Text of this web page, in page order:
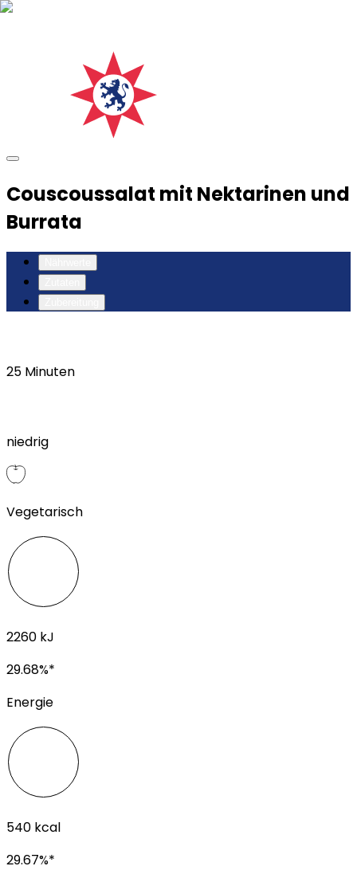
Couscoussalat mit Nektarinen und
Burrata
25 Minuten
niedrig
Vegetarisch
2260 kJ
29.68%*
Energie
540 kcal
29.67%*